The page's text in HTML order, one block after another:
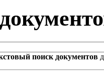
поиск документов